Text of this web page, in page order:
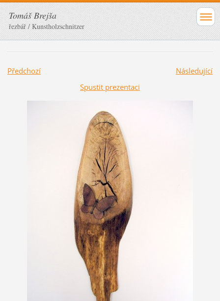
Tomáš Brejša
řezbář / Kunstholzschnitzer
Předchozí
Následující
Spustit prezentaci